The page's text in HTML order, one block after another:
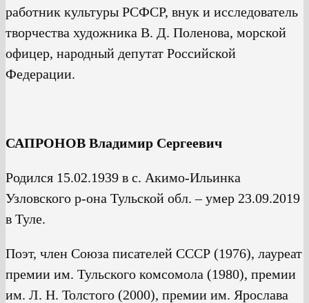
работник культуры РСФСР, внук и исследователь
творчества художника В. Д. Поленова, морской
офицер, народный депутат Российской
Федерации.
САПРОНОВ Владимир Сергеевич
Родился 15.02.1939 в с. Акимо-Ильинка
Узловского р-она Тульской обл. – умер 23.09.2019
в Туле.
Поэт, член Союза писателей СССР (1976), лауреат
премии им. Тульского комсомола (1980), премии
им. Л. Н. Толстого (2000), премии им. Ярослава